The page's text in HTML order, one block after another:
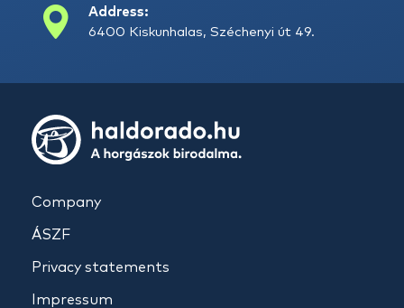
Address:
6400 Kiskunhalas, Széchenyi út 49.
Company
ÁSZF
Privacy statements
Impressum